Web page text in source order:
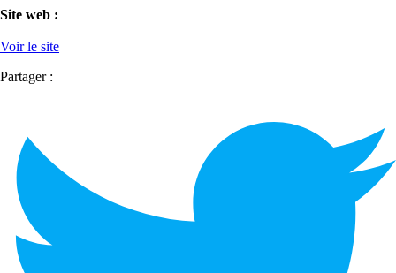
Site web :
Voir le site
Partager :